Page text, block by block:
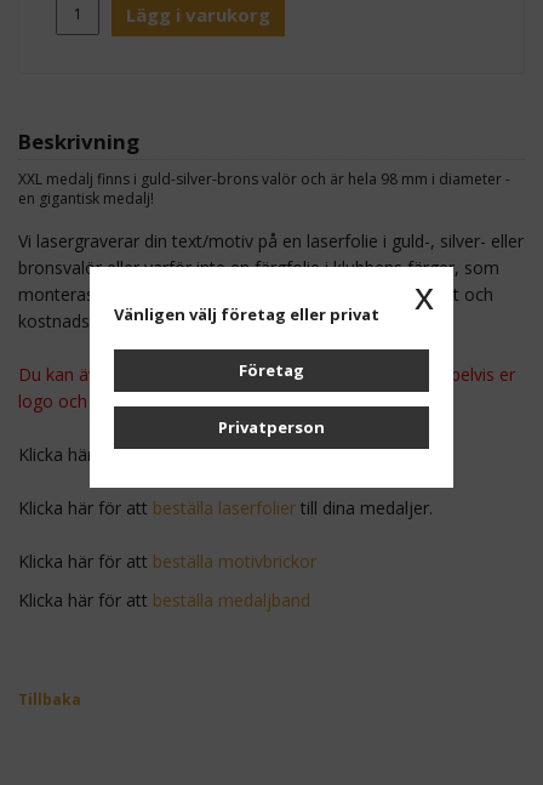
Lägg i varukorg
Beskrivning
XXL medalj finns i guld-silver-brons valör och är hela 98 mm i diameter -
en gigantisk medalj!
Vi lasergraverar din text/motiv på en laserfolie i guld-, silver- eller
bronsvalör eller varför inte en färgfolie i klubbens färger, som
monteras på medaljens framsida. Lösningen blir
elegant och
kostnadseffektiv.
Du kan även välja att beställa färgfolier, dvs med exempelvis er
logo och text i färg.
Klicka här för attbeställa färgfoliertill dina medaljer
Klicka här för att beställa laserfolier till dina medaljer.
Klicka här för att beställa motivbrickor
Klicka här för att beställa medaljband
Tillbaka
x
Vänligen välj företag eller privat
Företag
Privatperson